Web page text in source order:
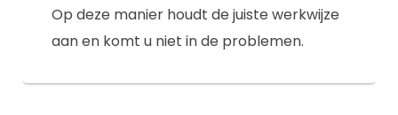
Op deze manier houdt de juiste werkwijze
aan en komt u niet in de problemen.